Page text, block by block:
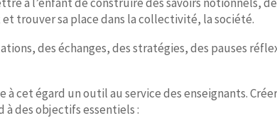
trouver sa place dans la collectivité, la société.
des échanges, des stratégies, des pauses
cet égard un outil au service des enseignants.
des objectifs essentiels :